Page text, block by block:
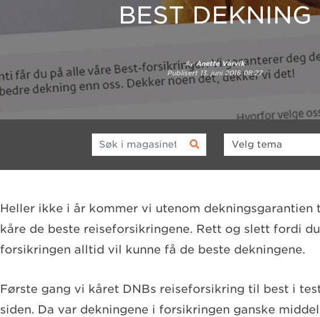
BEST DEKNING
AvAnette Vårvik
Publisert 13. juni 2016 08:27
Søk i magasinet Velg tema
Heller ikke i år kommer vi utenom dekningsgarantien
kåre de beste reiseforsikringene. Rett og slett fordi
forsikringen alltid vil kunne få de beste dekningene.
Første gang vi kåret DNBs reiseforsikring til best i
siden. Da var dekningene i forsikringen ganske